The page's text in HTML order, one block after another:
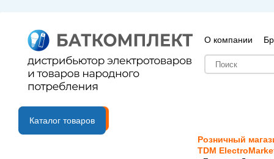
О компании
B2B портал
Каталог товаров
Розничный
TDM